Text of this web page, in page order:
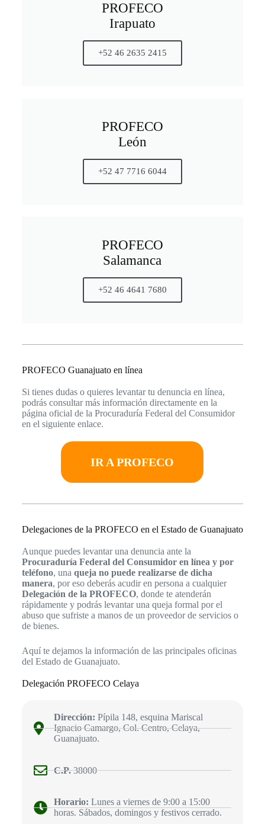
PROFECO
Irapuato
+52 46 2635 2415
PROFECO
León
+52 47 7716 6044
PROFECO
Salamanca
+52 46 4641 7680
PROFECO Guanajuato en línea
Si tienes dudas o quieres levantar tu denuncia en línea,
podrás consultar más información directamente en la
página oficial de la Procuraduría Federal del Consumidor
en el siguiente enlace.
IR A PROFECO
Delegaciones de la PROFECO en el Estado de Guanajuato
Aunque puedes levantar una denuncia ante la
Procuraduría Federal del Consumidor en línea y por
teléfono, una queja no puede realizarse de dicha
manera, por eso deberás acudir en persona a cualquier
Delegación de la PROFECO, donde te atenderán
rápidamente y podrás levantar una queja formal por el
abuso que sufriste a manos de un proveedor de servicios o
de bienes.
Aquí te dejamos la información de las principales oficinas
del Estado de Guanajuato.
Delegación PROFECO Celaya
Dirección: Pípila 148, esquina Mariscal
Ignacio Camargo, Col. Centro, Celaya,
Guanajuato.
C.P.38000
Horario: Lunes a viernes de 9:00 a 15:00
horas. Sábados, domingos y festivos cerrado.